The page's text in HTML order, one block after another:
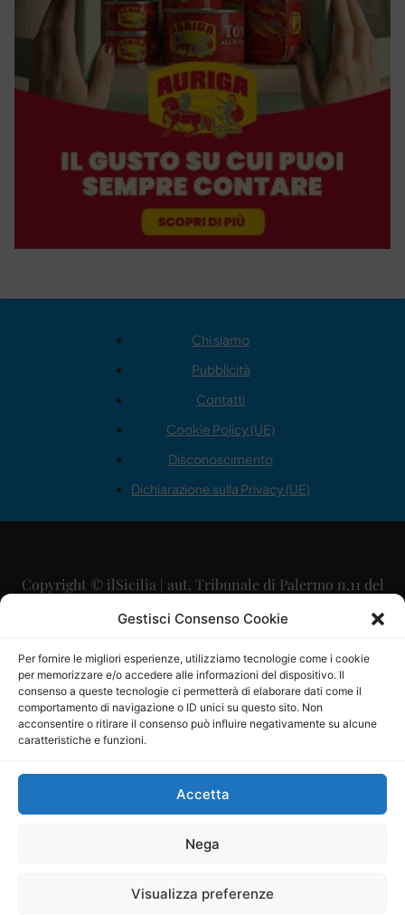
Gestisci Consenso Cookie
Per fornire le migliori esperienze, utilizziamo tecnologie come i cookie
per memorizzare e/o accedere alle informazioni del dispositivo. Il
consenso a queste tecnologie ci permetterà di elaborare dati come il
comportamento di navigazione o ID unici su questo sito. Non
acconsentire o ritirare il consenso può influire negativamente su alcune
caratteristiche e funzioni.
Accetta
Nega
Visualizza preferenze
Chi siamo
Pubblicità
Contatti
Cookie Policy (UE)
Disconoscimento
Dichiarazione sulla Privacy (UE)
Copyright © ilSicilia | aut. Tribunale di Palermo n.11 del
29/09/2015
Direttore Editoriale: Maurizio Scaglione
Direttore Responsabile: Maria Calabrese
P.IVA: 06334930820
Mercurio Comunicazione Società Cooperativa a r.l. è
iscritta al Registro degli Operatori di Comunicazione al
Sito gestito daLa Digitale srl–info@ladigitale.it